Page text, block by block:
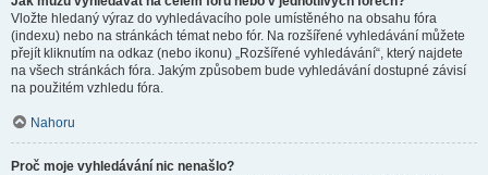
Vložte hledaný výraz do vyhledávacího pole umístěného na obsahu fóra
(indexu) nebo na stránkách témat nebo fór. Na rozšířené vyhledávání můžete
přejít kliknutím na odkaz (nebo ikonu) „Rozšířené vyhledávání“, který najdete
na všech stránkách fóra. Jakým způsobem bude vyhledávání dostupné závisí
na použitém vzhledu fóra.
Nahoru
Proč moje vyhledávání nic nenašlo?